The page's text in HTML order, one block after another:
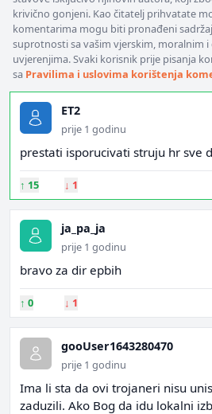
krivično gonjeni. Kao čitatelj prihvatate
komentarima mogu biti pronađeni
suprotnosti sa vašim vjerskim, moralnim
uvjerenjima. Svaki korisnik prije pisanja
sa Pravilima i uslovima korištenja
ET2
prije 1 godinu
prestati isporucivati struju hr sve
↑ 15 ↓ 1
ja_pa_ja
prije 1 godinu
bravo za dir epbih
↑ 0 ↓ 1
gooUser1643280470
prije 1 godinu
Ima li sta da ovi trojaneri nisu
zaduzili. Ako Bog da idu lokalni